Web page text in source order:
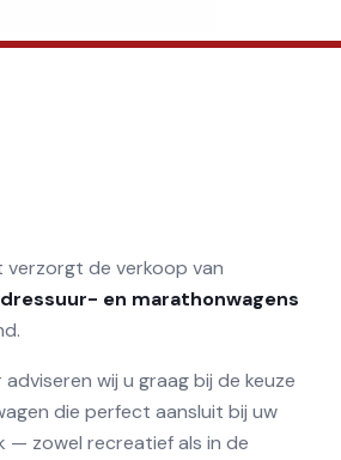
verzorgt de verkoop van
en marathonwagens
wij u graag bij de keuze
die perfect aansluit bij uw
— zowel recreatief als in de